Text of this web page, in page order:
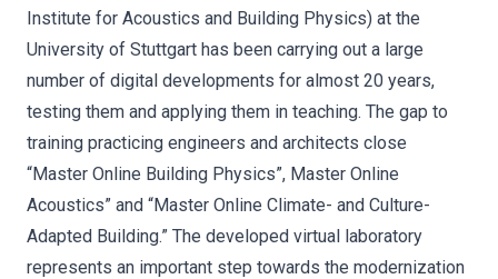
Institute for Acoustics and Building Physics) at the
University of Stuttgart has been carrying out a large
number of digital developments for almost 20 years,
testing them and applying them in teaching. The gap to
training practicing engineers and architects close
“Master Online Building Physics”, Master Online
Acoustics” and “Master Online Climate- and Culture-
Adapted Building.” The developed virtual laboratory
represents an important step towards the modernization